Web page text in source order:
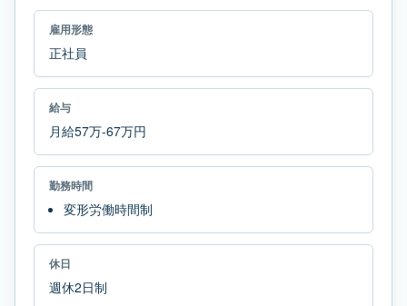
雇用形態
正社員
給与
月給57万-67万円
勤務時間
変形労働時間制
休日
週休2日制